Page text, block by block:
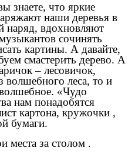
знаете, что яркие
наши деревья в
наряд, вдохновляют
сочинять
картины. А давайте,
смастерить дерево. А
– лесовичок,
леса, то и
«Чудо
нам понадобятся
картона, кружочки ,
бумаги.
места за столом .